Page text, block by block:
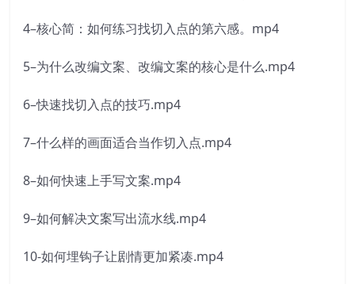
4–核心简：如何练习找切入点的第六感。mp4
5–为什么改编文案、改编文案的核心是什么.mp4
6–快速找切入点的技巧.mp4
7–什么样的画面适合当作切入点.mp4
8–如何快速上手写文案.mp4
9–如何解决文案写出流水线.mp4
10-如何埋钩子让剧情更加紧凑.mp4